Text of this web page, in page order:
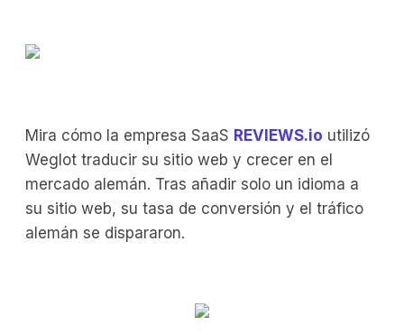
Mira cómo la empresa SaaS REVIEWS.io utilizó
Weglot traducir su sitio web y crecer en el
mercado alemán. Tras añadir solo un idioma a
su sitio web, su tasa de conversión y el tráfico
alemán se dispararon.